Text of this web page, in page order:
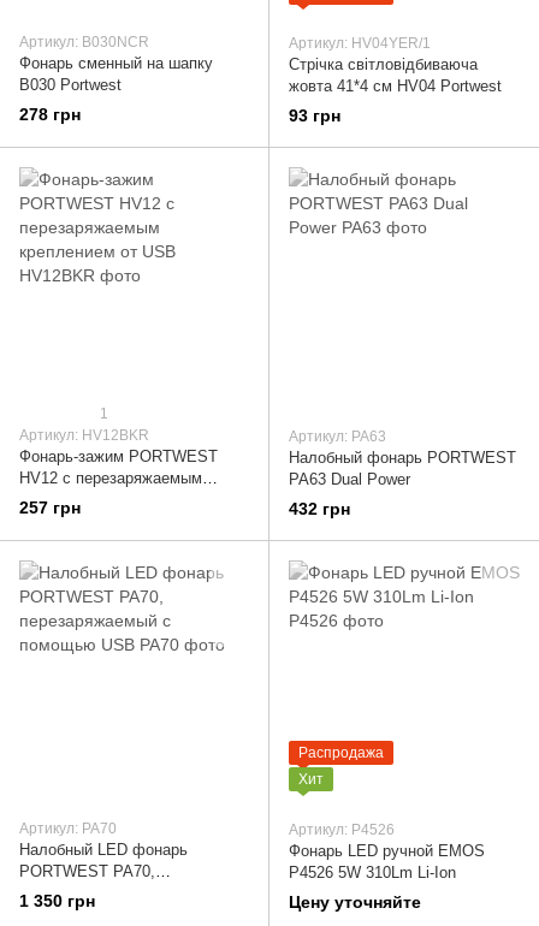
Артикул: B030NCR
Фонарь сменный на шапку
B030 Portwest
278 грн
Артикул: HV04YER/1
Стрічка світловідбиваюча
жовта 41*4 см HV04 Portwest
93 грн
1
Артикул: HV12BKR
Фонарь-зажим PORTWEST
HV12 с перезаряжаемым
креплением от USB
257 грн
Артикул: PA63
Налобный фонарь PORTWEST
PA63 Dual Power
432 грн
Артикул: PA70
Налобный LED фонарь
PORTWEST PA70,
перезаряжаемый с помощью
1 350 грн
Распродажа
Хит
Артикул: P4526
Фонарь LED ручной EMOS
P4526 5W 310Lm Li-Ion
Цену уточняйте